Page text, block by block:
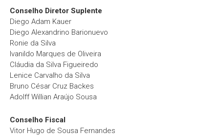
Conselho Diretor Suplente
Diego Adam Kauer
Diego Alexandrino Barionuevo
Ronie da Silva
Ivanildo Marques de Oliveira
Cláudia da Silva Figueiredo
Lenice Carvalho da Silva
Bruno César Cruz Backes
Adolff Willian Araújo Sousa
Conselho Fiscal
Vitor Hugo de Sousa Fernandes